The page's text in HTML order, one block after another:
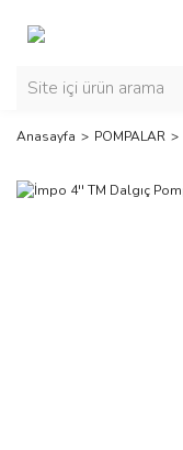
Anasayfa POMPALAR